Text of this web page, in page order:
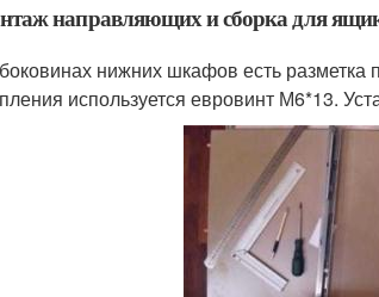
направляющих и сборка для
нижних шкафов есть разметка
используется евровинт М6*13.